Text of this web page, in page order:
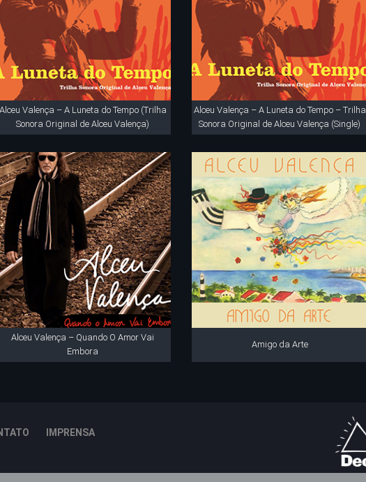
Alceu Valença – A Luneta do Tempo (Trilha
Sonora Original de Alceu Valença)
Alceu Valença – A Luneta do Tempo – Trilha
Sonora Original de Alceu Valença (Single)
Alceu Valença – Quando O Amor Vai
Embora
Amigo da Arte
IMPRENSA